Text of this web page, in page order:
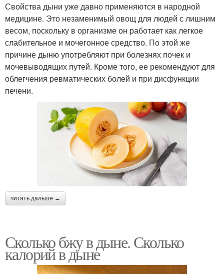
Свойства дыни уже давно применяются в народной
медицине. Это незаменимый овощ для людей с лишним
весом, поскольку в организме он работает как легкое
слабительное и мочегонное средство. По этой же
причине дыню употребляют при болезнях почек и
мочевыводящих путей. Кроме того, ее рекомендуют для
облегчения ревматических болей и при дисфункции
печени.
читать дальше →
Сколько бжу в дыне. Сколько
калорий в дыне